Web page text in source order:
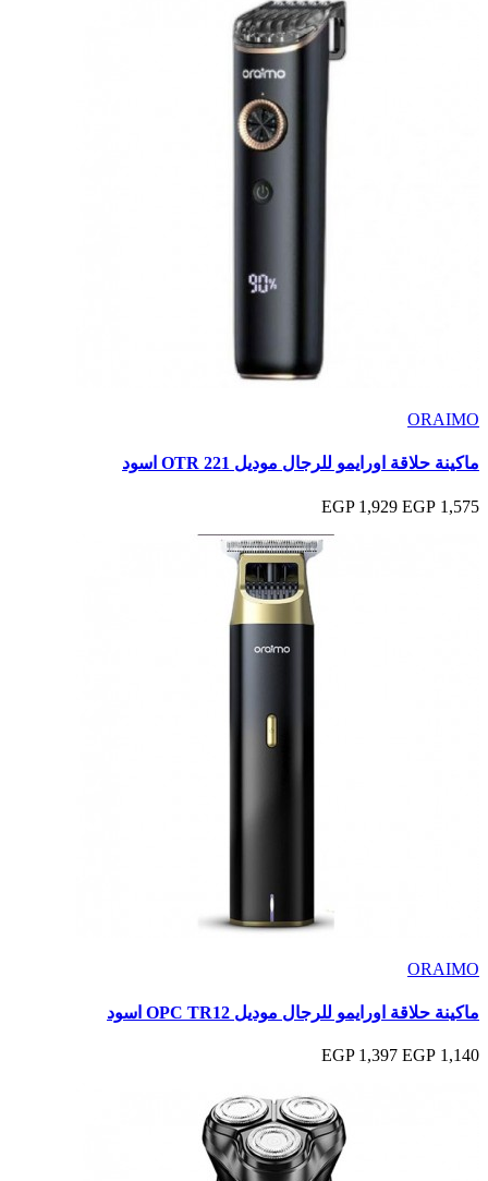
ORAIMO
ماكينة حلاقة اورايمو للرجال موديل OTR 221 اسود
1,575 EGP
1,929 EGP
ORAIMO
ماكينة حلاقة اورايمو للرجال موديل OPC TR12 اسود
1,140 EGP
1,397 EGP